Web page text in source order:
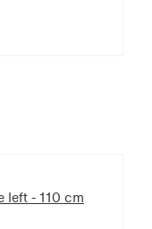
left - 110 cm